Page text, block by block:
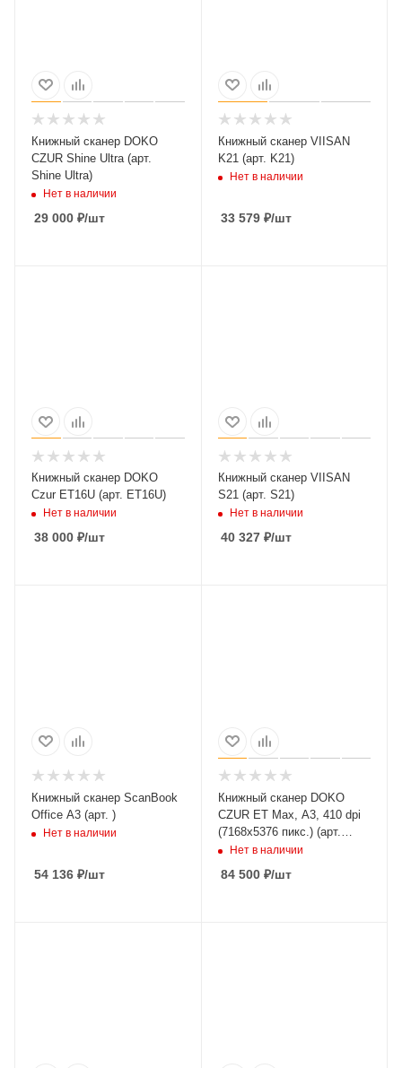
Книжный сканер DOKO
CZUR Shine Ultra (арт.
Shine Ultra)
Нет в наличии
29 000 ₽/шт
Книжный сканер VIISAN
K21 (арт. K21)
Нет в наличии
33 579₽/шт
Книжный сканер DOKO
Czur ET16U (арт. ET16U)
Нет в наличии
38 000 ₽/шт
Книжный сканер VIISAN
S21 (арт. S21)
Нет в наличии
40 327₽/шт
Книжный сканер ScanBook
Office A3 (арт. )
Нет в наличии
54 136 ₽/шт
Книжный сканер DOKO
CZUR ET Max, A3, 410 dpi
(7168x5376 пикс.) (арт.
CZUR ET Max)
Нет в наличии
84 500₽/шт